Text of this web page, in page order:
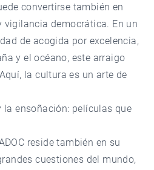
convertirse también en
vigilancia democrática. En un
de acogida por excelencia,
y el océano, este arraigo
la cultura es un arte de
la ensoñación: películas que
reside también en su
cuestiones del mundo,